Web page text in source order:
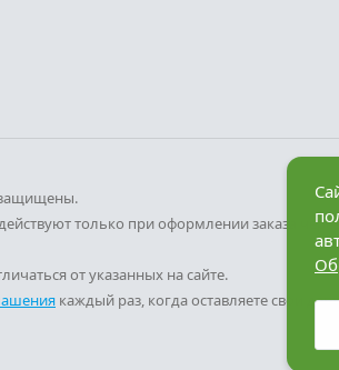
защищены.
только при оформлении заказа через
от указанных на сайте.
каждый раз, когда оставляете свои